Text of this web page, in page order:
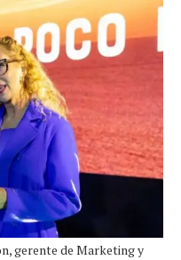
gerente de Marketing y